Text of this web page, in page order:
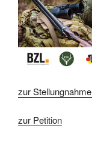
zur
zur Petition